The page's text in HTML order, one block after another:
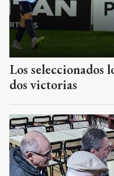
Los seleccionados
dos victorias